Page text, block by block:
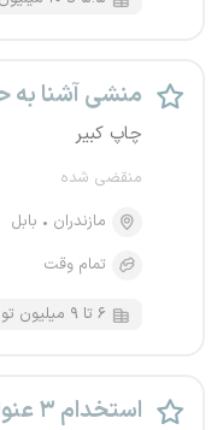
منشی آشنا به
چاپ کبیر
منقضی شده
مازندران
بابل
تمام وقت
۶ تا ۹ میلیون تومان
استخدام ۳ عنوان شغلی